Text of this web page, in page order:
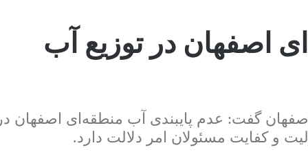
اصفهان در توزیع آب
گفت: عدم پایبندی آب منطقه‌ای اصفهان در
و کفایت مسئولان امر دلالت دارد.